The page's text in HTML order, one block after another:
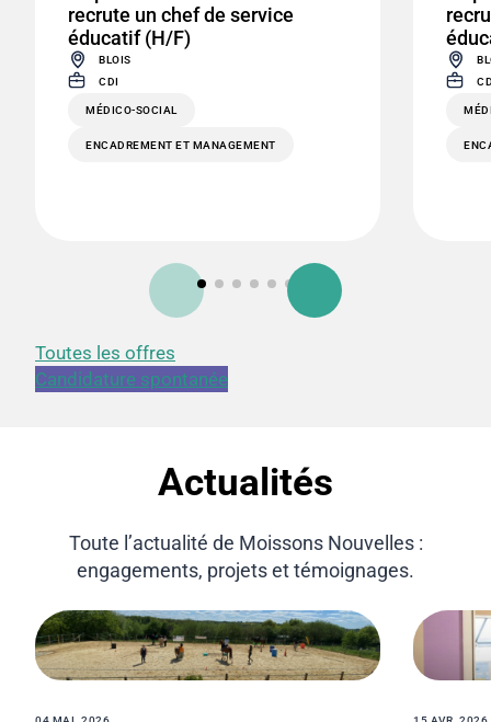
recrute un chef de service
éducatif (H/F)
BLOIS
CDI
MÉDICO-SOCIAL
ENCADREMENT ET MANAGEMENT
Toutes les offres
Candidature spontanée
Actualités
Toute l’actualité de Moissons Nouvelles :
engagements, projets et témoignages.